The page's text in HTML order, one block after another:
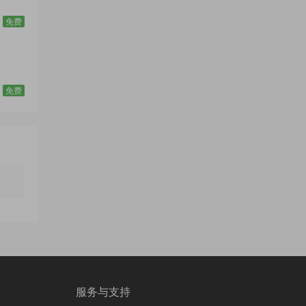
免费
免费
服务与支持